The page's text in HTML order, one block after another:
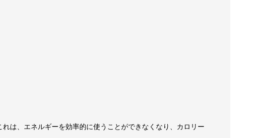
は、エネルギーを効率的に使うことができなくなり、カロリー